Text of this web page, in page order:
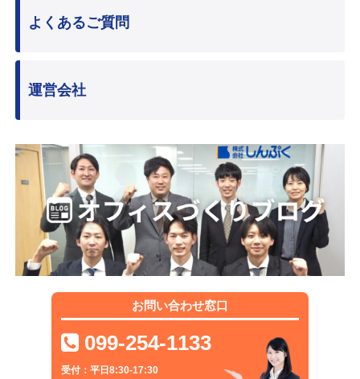
よくあるご質問
運営会社
お問い合わせ窓口
099-254-1133
受付：平日8:30-17:30